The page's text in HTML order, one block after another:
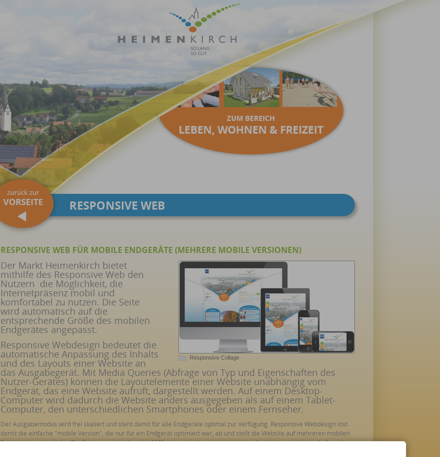
RESPONSIVE WEB
RESPONSIVE WEB FÜR MOBILE ENDGERÄTE (MEHRERE MOBILE VERSIONEN)
Responsive Collage
Der Markt Heimenkirch bietet
mithilfe des Responsive Web den
Nutzern die Möglichkeit, die
Internetpräsenz mobil und
komfortabel zu nutzen. Die Seite
wird automatisch auf die
entsprechende Größe des mobilen
Endgerätes angepasst.
Responsive Webdesign bedeutet die
automatische Anpassung des Inhalts
und des Layouts einer Website an
das Ausgabegerät. Mit Media Queries (Abfrage von Typ und Eigenschaften des
Nutzer-Gerätes) können die Layoutelemente einer Website unabhängig vom
Endgerät, das eine Website aufruft, dargestellt werden. Auf einem Desktop-
Computer wird dadurch die Website anders ausgegeben als auf einem Tablet-
Computer, den unterschiedlichen Smartphones oder einem Fernseher.
Der Ausgabemodus wird frei skaliert und steht damit für alle Endgeräte optimal zur Verfügung. Responsive Webdesign löst
damit die einfache "mobile Version", die nur für ein Endgerät optimiert war, ab und stellt die Website auf mehreren mobilen
Endgeräten optimal dar. Die Seiten werden über das CMS automatisch synchronisiert, so dass kein zusätzlicher Aufwand